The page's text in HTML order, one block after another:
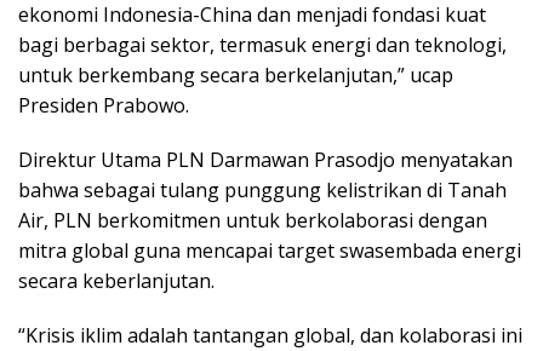
ekonomi Indonesia-China dan menjadi fondasi kuat
bagi berbagai sektor, termasuk energi dan teknologi,
untuk berkembang secara berkelanjutan,” ucap
Presiden Prabowo.
Direktur Utama PLN Darmawan Prasodjo menyatakan
bahwa sebagai tulang punggung kelistrikan di Tanah
Air, PLN berkomitmen untuk berkolaborasi dengan
mitra global guna mencapai target swasembada energi
secara keberlanjutan.
“Krisis iklim adalah tantangan global, dan kolaborasi ini